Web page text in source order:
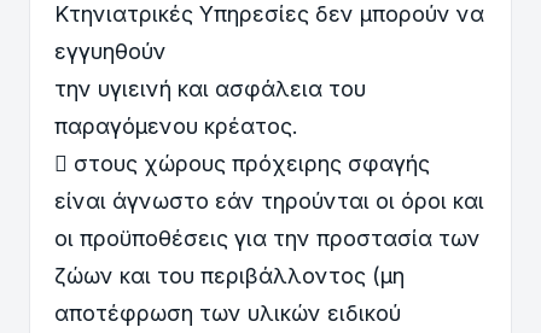
Κτηνιατρικές Υπηρεσίες δεν μπορούν να
εγγυηθούν
την υγιεινή και ασφάλεια του
παραγόμενου κρέατος.
 στους χώρους πρόχειρης σφαγής
είναι άγνωστο εάν τηρούνται οι όροι και
οι προϋποθέσεις για την προστασία των
ζώων και του περιβάλλοντος (μη
αποτέφρωση των υλικών ειδικού